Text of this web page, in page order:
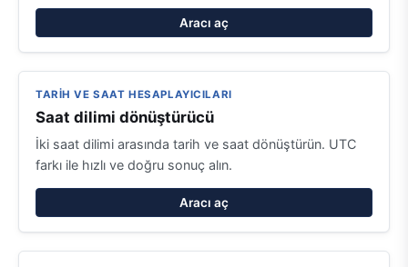
Aracı aç
TARIH VE SAAT HESAPLAYICILARI
Saat dilimi dönüştürücü
İki saat dilimi arasında tarih ve saat dönüştürün. UTC
farkı ile hızlı ve doğru sonuç alın.
Aracı aç